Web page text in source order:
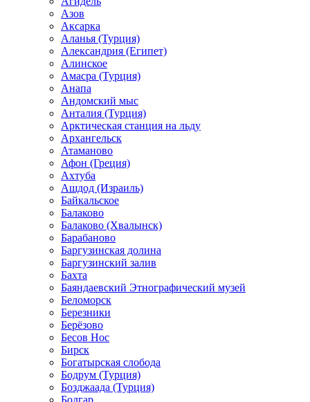
Азов
Аксарка
Аланья (Турция)
Александрия (Египет)
Алинское
Амасра (Турция)
Анапа
Андомский мыс
Анталия (Турция)
Арктическая станция на льду
Архангельск
Атаманово
Афон (Греция)
Ахтуба
Ашдод (Израиль)
Байкальское
Балаково
Балаково (Хвалынск)
Барабаново
Баргузинская долина
Баргузинский залив
Бахта
Баяндаевский Этнографический музей
Беломорск
Березники
Берёзово
Бесов Нос
Бирск
Богатырская слобода
Бодрум (Турция)
Бозджаада (Турция)
Болгар